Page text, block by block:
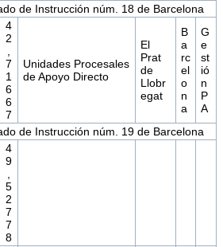
de Instrucción núm. 18 de Barcelona
4
2
,
7
1
6
6
7
Unidades Procesales
de Apoyo Directo
El
Prat
de
Llobr
egat
B
a
rc
el
o
n
a
G
e
st
ió
n
P
A
de Instrucción núm. 19 de Barcelona
4
9
,
5
2
7
7
8